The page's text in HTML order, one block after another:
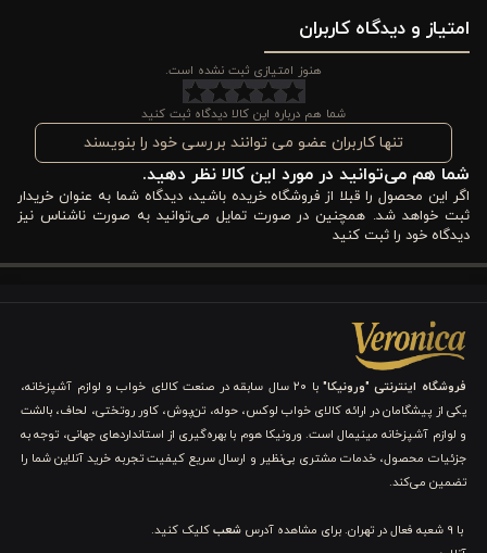
محبوب برای کارمندان، دانشجویان و حتی دانش‌آموزان تبدیل شود.
در واقع این محصول چیزی فراتر از یک ظرف معمولی است؛ یک همراه
روزانه برای زمان ناهار شماست. همراهی که کمک می‌کند هرجا هستید،
از طعم واقعی غذای خانگی لذت ببرید. اگر به دنبال یکظرف کارمندی
باکیفیت هستید که هم کاربردی باشد و هم ظاهر خوبی داشته باشد،
این مدل می‌تواند همان انتخابی باشد که مدت‌ها دنبالش بوده‌اید.
مشخصات فنیظرف غذا یا لانچ باکس ورونیکا مدل
طراحی و ابعاد استاندارد
ظرف غذا ورونیکا مدل mysk009
با ابعاد تقریبی 20×11×7 سانتی‌متر
طراحی شده است. این اندازه باعث می‌شود ظرف به اندازه کافی جادار
باشد تا یک وعده غذایی کامل در آن قرار بگیرد، اما در عین حال فضای
شده این
امتیاز و دیدگاه کاربران
هنوز امتیازی ثبت نشده است.
شما هم درباره این کالا دیدگاه ثبت کنید
تنها کاربران عضو می توانند بررسی خود را بنویسند
شما هم می‌توانید در مورد این کالا نظر دهید.
اگر این محصول را قبلا از فروشگاه خریده باشید، دیدگاه شما به عنوان خریدار
ثبت خواهد شد. همچنین در صورت تمایل می‌توانید به صورت ناشناس نیز
دیدگاه خود را ثبت کنید
فروشگاه اینترنتی "ورونیکا"
با ۲۰ سال سابقه در صنعت کالای خواب و لوازم آشپزخانه،
یکی از پیشگامان در ارائه کالای خواب لوکس، حوله، تن‌پوش، کاور روتختی، لحاف، بالشت
و لوازم آشپزخانه مینیمال است. ورونیکا هوم با بهره‌گیری از استانداردهای جهانی، توجه به
جزئیات محصول، خدمات مشتری بی‌نظیر و ارسال سریع کیفیت تجربه خرید آنلاین شما را
تضمین می‌کند.
با 9 شعبه فعال در تهران. برای مشاهده آدرس شعبکلیک کنید.